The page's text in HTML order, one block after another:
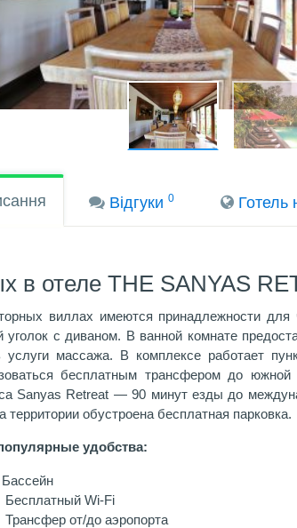
Вiдгуки0 Готель
в отеле THE SANYAS
виллах имеются принадлежности
уголок с диваном. В ванной комнате
услуги массажа. В комплексе работает
бесплатным трансфером до
Sanyas Retreat — 90 минут езды до
территории обустроена бесплатная парковка.
удобства:
Бассейн
Бесплатный Wi-Fi
Трансфер от/до аэропорта